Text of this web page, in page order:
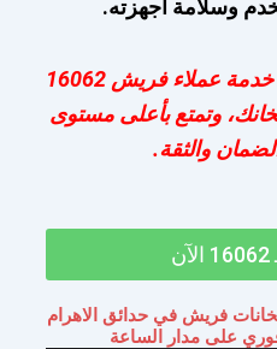
وسلامة أجهزته.
لذا، لا تتردد في الاتصال بـ خدمة عملاء فريش 16062
وتمتع بأعلى مستوى
والثقة.
فريش في حدائق الاهرام
على مدار الساعة